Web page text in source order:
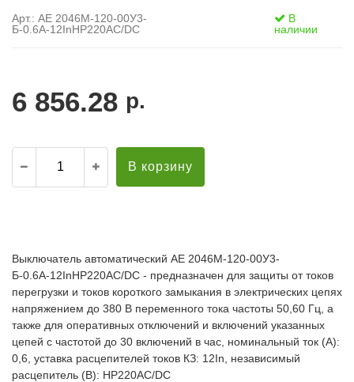
Арт.: АЕ 2046М-120-00У3-
Б-0.6А-12InНР220AC/DC
В
наличии
6 856.28 р.
В корзину
Выключатель автоматический АЕ 2046М-120-00У3-
Б-0.6А-12InНР220AC/DC - предназначен для защиты от токов
перегрузки и токов короткого замыкания в электрических цепях
напряжением до 380 В переменного тока частоты 50,60 Гц, а
также для оперативных отключений и включений указанных
цепей с частотой до 30 включений в час, номинальный ток (А):
0,6, уставка расцепителей токов КЗ: 12In, независимый
расцепитель (В): НР220AC/DC